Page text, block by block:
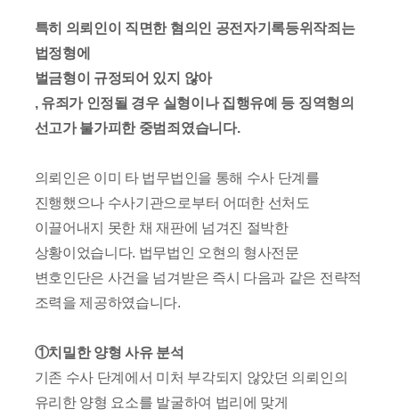
특히 의뢰인이 직면한 혐의인 공전자기록등위작죄는
법정형에
벌금형이 규정되어 있지 않아
, 유죄가 인정될 경우 실형이나 집행유예 등 징역형의
선고가 불가피한 중범죄였습니다.
의뢰인은 이미 타 법무법인을 통해 수사 단계를
진행했으나 수사기관으로부터 어떠한 선처도
이끌어내지 못한 채 재판에 넘겨진 절박한
상황이었습니다. 법무법인 오현의 형사전문
변호인단은 사건을 넘겨받은 즉시 다음과 같은 전략적
조력을 제공하였습니다.
①치밀한 양형 사유 분석
기존 수사 단계에서 미처 부각되지 않았던 의뢰인의
유리한 양형 요소를 발굴하여 법리에 맞게